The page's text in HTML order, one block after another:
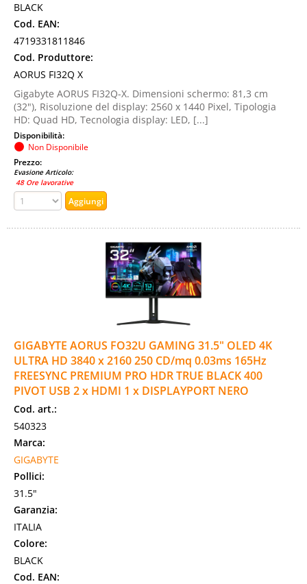
BLACK
Cod. EAN:
4719331811846
Cod. Produttore:
AORUS FI32Q X
Gigabyte AORUS FI32Q-X. Dimensioni schermo: 81,3 cm
(32"), Risoluzione del display: 2560 x 1440 Pixel, Tipologia
HD: Quad HD, Tecnologia display: LED, [...]
Disponibilità:
Non Disponibile
Prezzo:
Evasione Articolo:
48 Ore lavorative
GIGABYTE AORUS FO32U GAMING 31.5" OLED 4K
ULTRA HD 3840 x 2160 250 CD/mq 0.03ms 165Hz
FREESYNC PREMIUM PRO HDR TRUE BLACK 400
PIVOT USB 2 x HDMI 1 x DISPLAYPORT NERO
Cod. art.:
540323
Marca:
GIGABYTE
Pollici:
31.5"
Garanzia:
ITALIA
Colore:
BLACK
Cod. EAN: